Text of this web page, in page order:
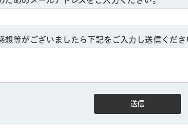
想等がございましたら下記をご入力し送信くださ